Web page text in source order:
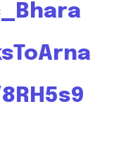
part of the